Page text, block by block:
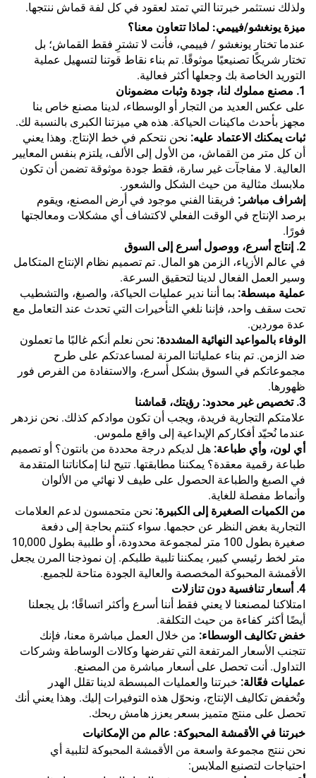
ولذلك نستثمر خبرتنا التي تمتد لعقود في كل لفة قماش ننتجها.
ميزة يونغشو/فييمي: لماذا تتعاون معنا؟
عندما تختار يونغشو / فييمي، فأنت لا تشترِ فقط القماش؛ بل
تختار شريكًا تصنيعيًا موثوقًا. تم بناء نقاط قوتنا لتسهيل عملية
التوريد الخاصة بك وجعلها أكثر فعالية.
1. مصنع مملوك لنا، جودة وثبات مضمونان
على عكس العديد من التجار أو الوسطاء، لدينا مصنع خاص بنا
مجهز بأحدث ماكينات الحياكة. هذه هي ميزتنا الكبرى بالنسبة لك.
ثبات يمكنك الاعتماد عليه: نحن نتحكم في خط الإنتاج. وهذا يعني
أن كل متر من القماش، من الأول إلى الألف، يلتزم بنفس المعايير
العالية. لا مفاجآت غير سارة، فقط جودة موثوقة تضمن أن تكون
ملابسك مثالية من حيث الشكل والشعور.
إشراف مباشر: فريقنا الفني موجود في أرض المصنع، ويقوم
برصد الإنتاج في الوقت الفعلي لاكتشاف أي مشكلات ومعالجتها
فورًا.
2. إنتاج أسرع، ووصول أسرع إلى السوق
في عالم الأزياء، الزمن هو المال. تم تصميم نظام الإنتاج المتكامل
وسير العمل الفعال لدينا لتحقيق السرعة.
عملية مبسطة: بما أننا ندير عمليات الحياكة، والصبغ، والتشطيب
تحت سقف واحد، فإننا نلغي التأخيرات التي تحدث عند التعامل مع
عدة موردين.
الوفاء بالمواعيد النهائية المشددة: نحن نعلم أنكم غالبًا ما تعملون
ضد الزمن. تم بناء عملياتنا المرنة لمساعدتكم على طرح
مجموعاتكم في السوق بشكل أسرع، والاستفادة من الفرص فور
ظهورها.
3. تخصيص غير محدود: رؤيتك، قماشنا
علامتكم التجارية فريدة، ويجب أن تكون موادكم كذلك. نحن نزدهر
عندما نُحيّد أفكاركم الإبداعية إلى واقع ملموس.
أي لون، وأي طباعة: هل لديكم درجة محددة من بانتون؟ أو تصميم
طباعة رقمية معقدة؟ يمكننا مطابقتها. تتيح لنا إمكاناتنا المتقدمة
في الصبغ والطباعة الحصول على طيف لا نهائي من الألوان
وأنماط مفصلة للغاية.
من الكميات الصغيرة إلى الكبيرة: نحن متحمسون لدعم العلامات
التجارية بغض النظر عن حجمها. سواء كنتم بحاجة إلى دفعة
صغيرة بطول 100 متر لمجموعة محدودة، أو طلبية بطول 10,000
متر لخط رئيسي كبير، يمكننا تلبية طلبكم. إن نموذجنا المرن يجعل
الأقمشة المحبوكة المخصصة والعالية الجودة متاحة للجميع.
4. أسعار تنافسية دون تنازلات
امتلاكنا لمصنعنا لا يعني فقط أننا أسرع وأكثر اتساقًا؛ بل يجعلنا
أيضًا أكثر كفاءة من حيث التكلفة.
خفض تكاليف الوسطاء: من خلال العمل مباشرة معنا، فإنك
تتجنب الأسعار المرتفعة التي تفرضها وكالات الوساطة وشركات
التداول. أنت تحصل على أسعار مباشرة من المصنع.
عمليات فعّالة: خبرتنا والعمليات المبسطة لدينا تقلل الهدر
وتُخفض تكاليف الإنتاج، ونحوّل هذه التوفيرات إليك. وهذا يعني أنك
تحصل على منتج متميز بسعر يعزز هامش ربحك.
خبرتنا في الأقمشة المحبوكة: عالم من الإمكانيات
نحن ننتج مجموعة واسعة من الأقمشة المحبوكة لتلبية أي
احتياجات لتصنيع الملابس: